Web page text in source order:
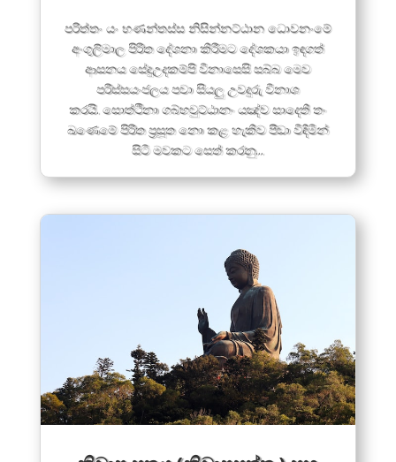
පරිත්තං යං භණන්තස්ස නිසින්නට්ඨාන ධොවනංමේ
අංගුලිමාල පිරිත දේශනා කිරීමට දේශකයා ඉඳගත්
ආසනය සේදුඋදකම්පි විනාසෙසි සබ්බ මෙව
පරිස්සයංජලය පවා සියලු උවදුරු විනාශ
කරයි. සොත්ථිනා ගබ්භවුට්ඨානං යඤ්ච සාදෙති තං
ඛණෙමේ පිරිත ප්‍රසූත නො කළ හැකිව පීඩා විඳිමින්
සිටි මවකට සෙත් කරනු...